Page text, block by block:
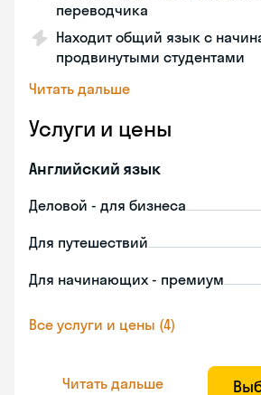
переводчика
Находит общий язык с
продвинутыми студентами
Читать дальше
Услуги и цены
Английский язык
Деловой - для бизнеса
Для путешествий
Для начинающих - премиум
Все услуги и цены (4)
Читать дальше